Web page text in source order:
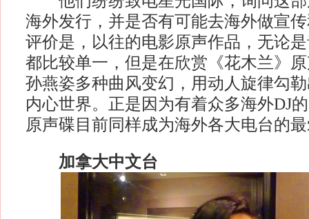
海外发行，并是否有可能去海外做宣
评价是，以往的电影原声作品，无论
都比较单一，但是在欣赏《花木兰》
孙燕姿多种曲风变幻，用动人旋律勾
内心世界。正是因为有着众多海外DJ
原声碟目前同样成为海外各大电台的
加拿大中文台